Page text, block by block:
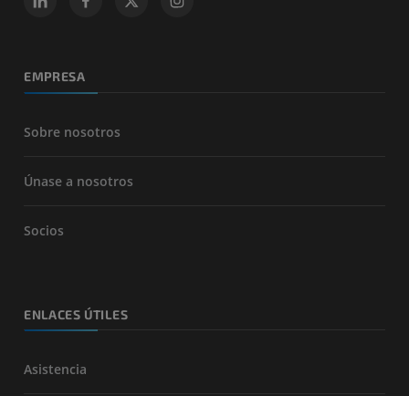
EMPRESA
Sobre nosotros
Únase a nosotros
Socios
ENLACES ÚTILES
Asistencia